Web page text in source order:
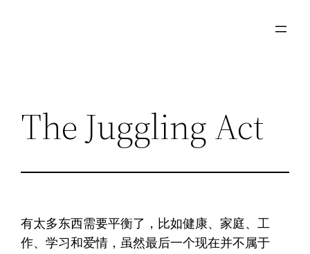
The Juggling Act
有太多东西需要平衡了，比如健康、家庭、工
作、学习和爱情，虽然最后一个现在并不属于